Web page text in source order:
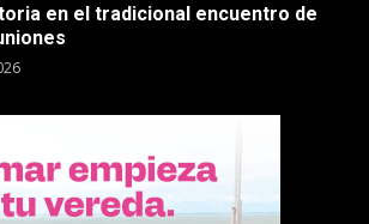
en el tradicional encuentro de